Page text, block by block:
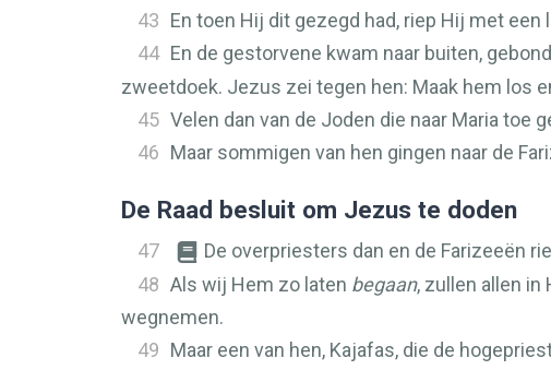
43 En toen Hij dit gezegd had, riep Hij met
44 En de gestorvene kwam naar buiten,
zweetdoek. Jezus zei tegen hen: Maak hem los
45 Velen dan van de Joden die naar Maria toe
46 Maar sommigen van hen gingen naar de
De Raad besluit om Jezus te doden
47 De overpriesters dan en de Farizeeën
48 Als wij Hem zo laten begaan, zullen allen in
wegnemen.
49 Maar een van hen, Kajafas, die de